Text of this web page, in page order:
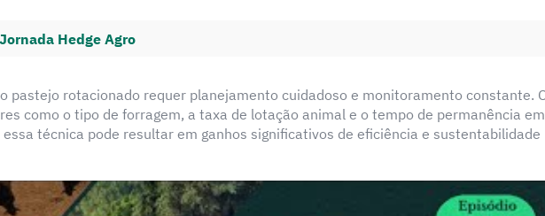
Jornada Hedge Agro
pastejo rotacionado requer planejamento cuidadoso e monitoramento constante.
como o tipo de forragem, a taxa de lotação animal e o tempo de permanência
técnica pode resultar em ganhos significativos de eficiência e sustentabilidade